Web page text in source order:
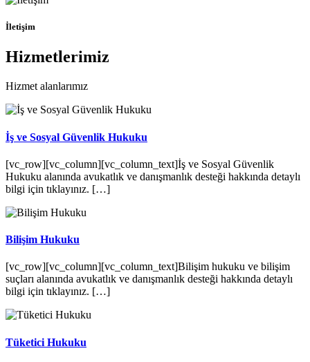
İletişim
Hizmetlerimiz
Hizmet alanlarımız
İş ve Sosyal Güvenlik Hukuku
[vc_row][vc_column][vc_column_text]İş ve Sosyal Güvenlik
Hukuku alanında avukatlık ve danışmanlık desteği hakkında detaylı
bilgi için tıklayınız. […]
Bilişim Hukuku
[vc_row][vc_column][vc_column_text]Bilişim hukuku ve bilişim
suçları alanında avukatlık ve danışmanlık desteği hakkında detaylı
bilgi için tıklayınız. […]
Tüketici Hukuku